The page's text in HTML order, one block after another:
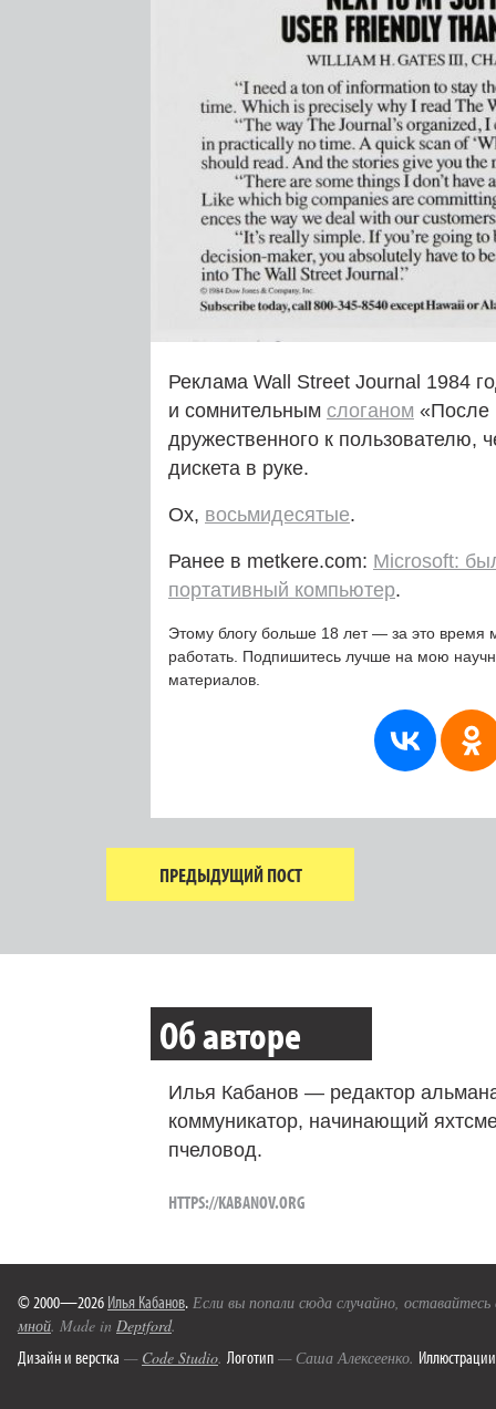
Реклама Wall Street Journal 1984
и сомнительным слоганом «После
дружественного к
дискета в руке.
Ох, восьмидесятые.
Ранее в metkere.com: Microsoft:
портативный компьютер.
Этому блогу больше 18 лет — за это время
работать. Подпишитесь лучше на мою
материалов.
ПРЕДЫДУЩИЙ ПОСТ
Об авторе
Илья Кабанов — редактор
коммуникатор, начинающий
пчеловод.
HTTPS://KABANOV.ORG
© 2000—2026 Илья Кабанов. Если вы попали сюда случайно,
мной. Made in Deptford.
Дизайн и верстка — Code Studio. Логотип — Саша Алексеенко. Иллюстрации